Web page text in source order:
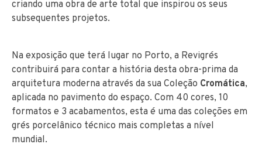
criando uma obra de arte total que inspirou os seus
subsequentes projetos.
Na exposição que terá lugar no Porto, a Revigrés
contribuirá para contar a história desta obra-prima da
arquitetura moderna através da sua Coleção Cromática,
aplicada no pavimento do espaço. Com 40 cores, 10
formatos e 3 acabamentos, esta é uma das coleções em
grés porcelânico técnico mais completas a nível
mundial.